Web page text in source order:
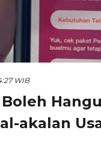
WIB
akalan